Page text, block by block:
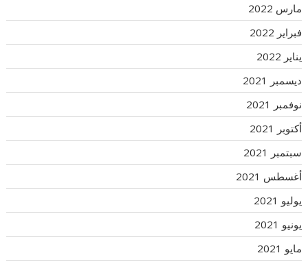
مارس 2022
فبراير 2022
يناير 2022
ديسمبر 2021
نوفمبر 2021
أكتوبر 2021
سبتمبر 2021
أغسطس 2021
يوليو 2021
يونيو 2021
مايو 2021